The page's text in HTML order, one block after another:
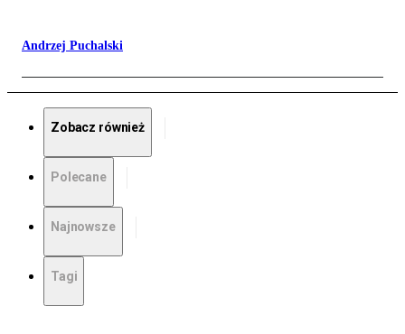
Andrzej Puchalski
Zobacz również
Polecane
Najnowsze
Tagi